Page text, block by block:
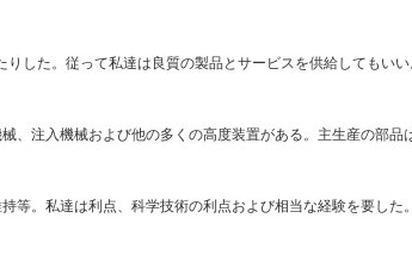
した。従って私達は良質の製品とサービスを供給してもいい
注入機械および他の多くの高度装置がある。主生産の部品
。私達は利点、科学技術の利点および相当な経験を要し